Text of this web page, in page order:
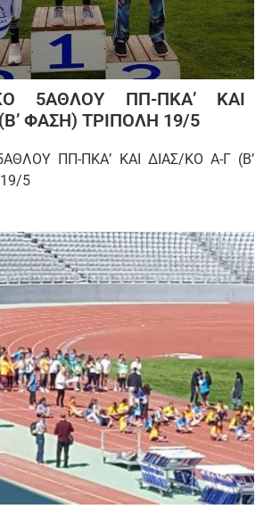
5ΑΘΛΟΥ ΠΠ-ΠΚΑ’ ΚΑΙ
ΦΑΣΗ) ΤΡΙΠΟΛΗ 19/5
ΠΠ-ΠΚΑ’ ΚΑΙ ΔΙΑΣ/ΚΟ Α-Γ (Β’
5